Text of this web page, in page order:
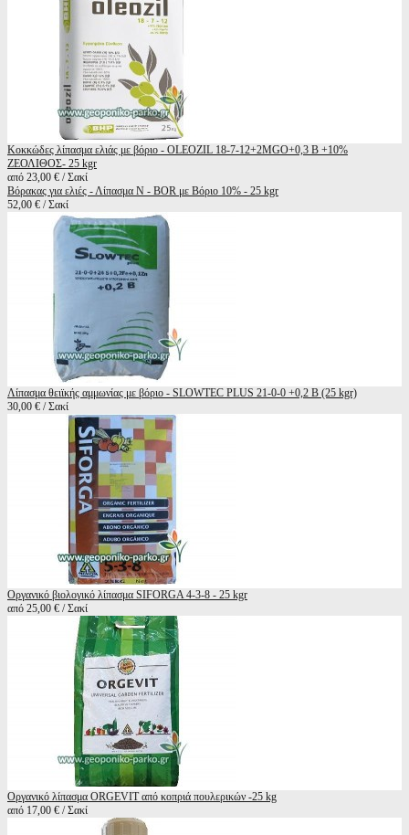
Κοκκώδες λίπασμα ελιάς με βόριο - OLEOZIL 18-7-12+2MGO+0,3 B +10%
ΖΕΟΛΙΘΟΣ- 25 kgr
από 23,00 € / Σακί
Βόρακας για ελιές - Λίπασμα N - BOR με Βόριο 10% - 25 kgr
52,00 € / Σακί
Λίπασμα θειϊκής αμμωνίας με βόριο - SLOWTEC PLUS 21-0-0 +0,2 B (25 kgr)
30,00 € / Σακί
Οργανικό βιολογικό λίπασμα SIFORGA 4-3-8 - 25 kgr
από 25,00 € / Σακί
Οργανικό λίπασμα ORGEVIT από κοπριά πουλερικών -25 kg
από 17,00 € / Σακί